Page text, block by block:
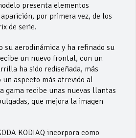
presenta elementos
por primera vez, de los
de serie.
su aerodinámica y ha refinado su
un nuevo frontal, con un
ha sido rediseñada, más
aspecto más atrevido al
gama recibe unas nuevas llantas
que mejora la imagen
KODIAQ incorpora como